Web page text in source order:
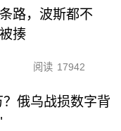
路，波斯都不
揍
阅读 17942
俄乌战损数字背